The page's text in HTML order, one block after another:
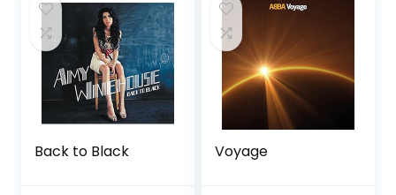
Back to Black Voyage